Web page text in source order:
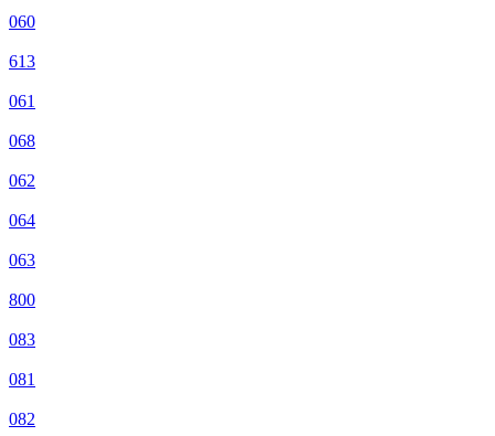
060
613
061
068
062
064
063
800
083
081
082